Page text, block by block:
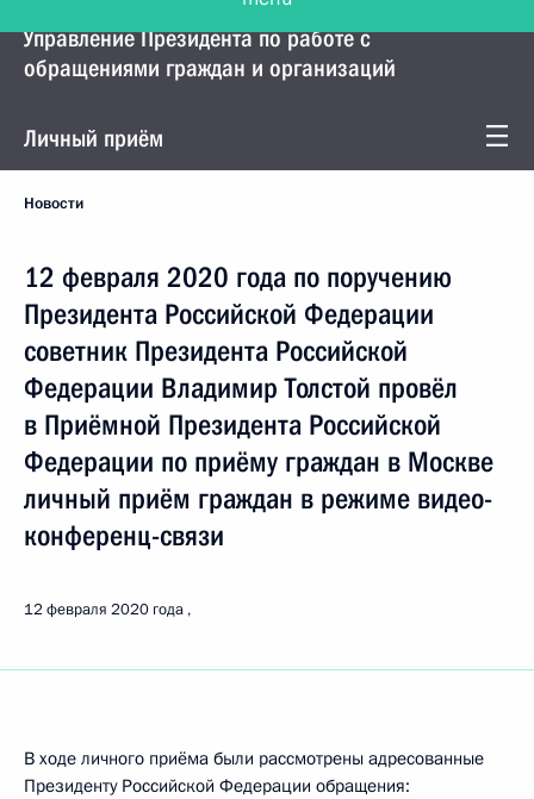
Управление Президента по работе с
обращениями граждан и организаций
Личный приём
Новости
12 февраля 2020 года по поручению
Президента Российской Федерации
советник Президента Российской
Федерации Владимир Толстой провёл
в Приёмной Президента Российской
Федерации по приёму граждан в Москве
личный приём граждан в режиме видео-
конференц-связи
12 февраля 2020 года
В ходе личного приёма были рассмотрены адресованные
Президенту Российской Федерации обращения: